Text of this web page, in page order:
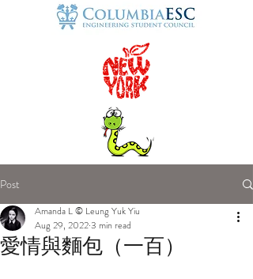
Post
愛情與麵包（一百）
Amanda L © Leung Yuk Yiu
Aug 29, 20223 min read